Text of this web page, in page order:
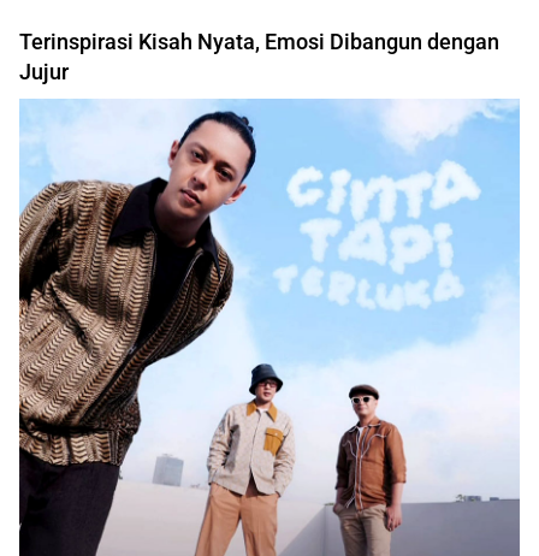
Terinspirasi Kisah Nyata, Emosi Dibangun dengan
Jujur